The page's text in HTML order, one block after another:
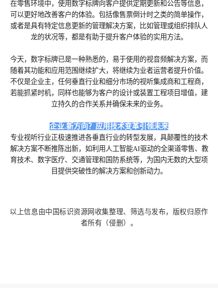
在零售环境中，使用数字标牌向客户提供定期更新和公告等信息，
可以更好地改善客户的体验。包括像售票倒计时之类的简单操作，
或者是具有特定信息更新的管理解决方案，比如管理或组织排队人
龙的状况等，都是有助于提升客户体验的实用方法。
今天，数字标牌已是一种熟悉的，易于使用的视音频解决方案，而
随着其功能和应用范围继续扩大，将继续为业者运营者提升价值。
不仅是企业主，任何垂直行业和细分市场的视听集成商和工程商，
若能抓紧时机，同样也能够为客户的设计或装置工程项目增值，建
立持久的合作关系并确保未来的业务。
企业.新方向？应用技术变革引领未来
专业视听行业正极速推进各垂直行业的转型发展，具颠覆性的技术
解决方案不断推陈出新，如利用人工智能AI驱动的全渠道零售、教
育技术、数字医疗、交通管理和国防系统等，为国内无数的大型项
目提供突破性的解决方案和创新动力。
以上信息由中国标识资源网收集整理、筛选与发布，版权归原作
者所有（侵删）。